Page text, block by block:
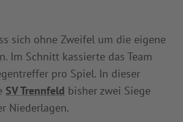
sich ohne Zweifel um die eigene
Im Schnitt kassierte das Team
pro Spiel. In dieser
SV Trennfeld bisher zwei Siege
Niederlagen.